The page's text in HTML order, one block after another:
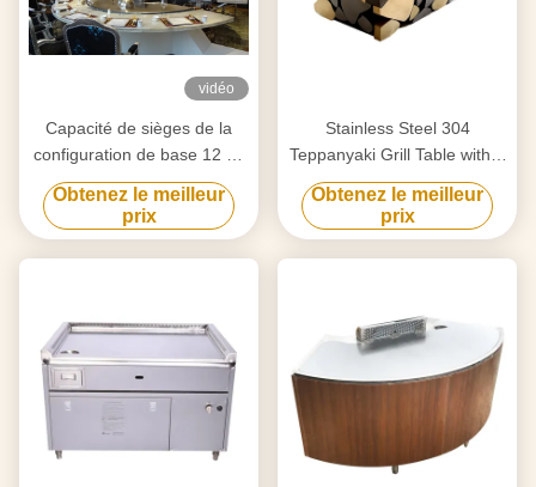
vidéo
Capacité de sièges de la
configuration de base 12 de
Tableau de gril de
Teppanyaki Hibachi de
cercle
Obtenez le meilleur
prix
Stainless Steel 304
Teppanyaki Grill Table with 8
Seats and Customized
20mm Thick Food-Grade
Special Alloy Steel
Obtenez le meilleur
prix